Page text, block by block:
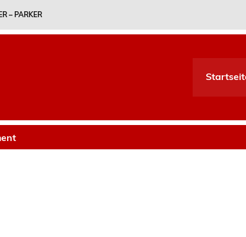
– PARKER